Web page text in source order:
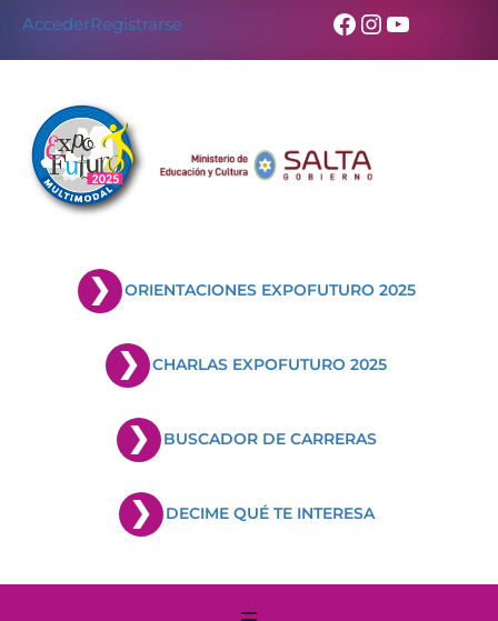
AccederRegistrarse Facebook
Instagram
YouTube
ORIENTACIONES EXPOFUTURO 2025
CHARLAS EXPOFUTURO 2025
BUSCADOR DE CARRERAS
DECIME QUÉ TE INTERESA